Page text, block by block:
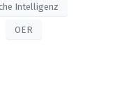
Intelligenz
OER